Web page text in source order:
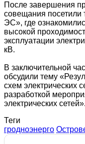
После завершения
совещания
ЭС», где
высокой
эксплуатации
кВ.
В заключительной
обсудили тему
схем электрических
разработкой
электрических сетей».
Теги
гродноэнерго